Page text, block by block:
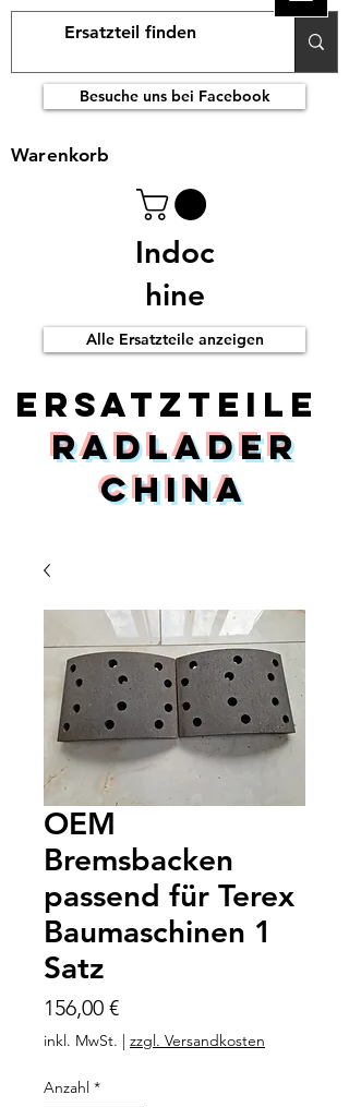
Alle Ersatzteile anzeigen
Indoc
hine
Warenkorb
ERsatzteile
Radlader
China
Besuche uns bei Facebook
OEM
Bremsbacken
passend für Terex
Baumaschinen 1
Satz
156,00 €Preis
inkl. MwSt. | zzgl. Versandkosten
Anzahl *